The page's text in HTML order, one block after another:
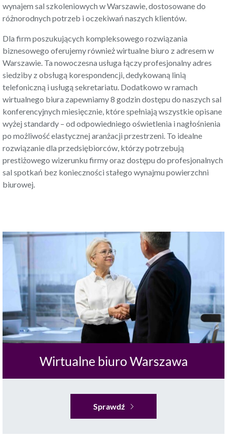
wynajem sal szkoleniowych w Warszawie, dostosowane do
różnorodnych potrzeb i oczekiwań naszych klientów.
Dla firm poszukujących kompleksowego rozwiązania
biznesowego oferujemy równieżwirtualne biuro z adresem w
Warszawie. Ta nowoczesna usługa łączy profesjonalny adres
siedziby z obsługą korespondencji, dedykowaną linią
telefoniczną i usługą sekretariatu. Dodatkowo w ramach
wirtualnego biura zapewniamy 8 godzin dostępu do naszych sal
konferencyjnych miesięcznie, które spełniają wszystkie opisane
wyżej standardy – od odpowiedniego oświetlenia i nagłośnienia
po możliwość elastycznej aranżacji przestrzeni. To idealne
rozwiązanie dla przedsiębiorców, którzy potrzebują
prestiżowego wizerunku firmy oraz dostępu do profesjonalnych
sal spotkań bez konieczności stałego wynajmu powierzchni
biurowej.
Wirtualne biuro Warszawa
Sprawdź